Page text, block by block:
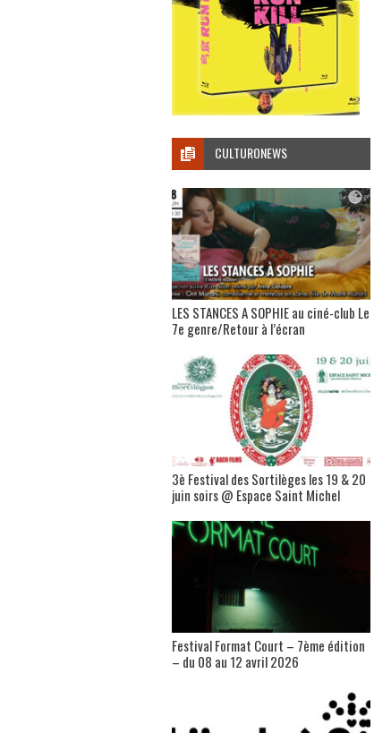
CULTURONEWS
LES STANCES A SOPHIE au ciné-club Le
7e genre/Retour à l’écran
3è Festival des Sortilèges les 19 & 20
juin soirs @ Espace Saint Michel
Festival Format Court – 7ème édition
– du 08 au 12 avril 2026